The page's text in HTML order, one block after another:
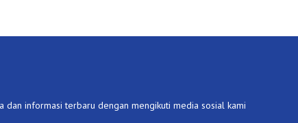
dan informasi terbaru dengan mengikuti media sosial kami